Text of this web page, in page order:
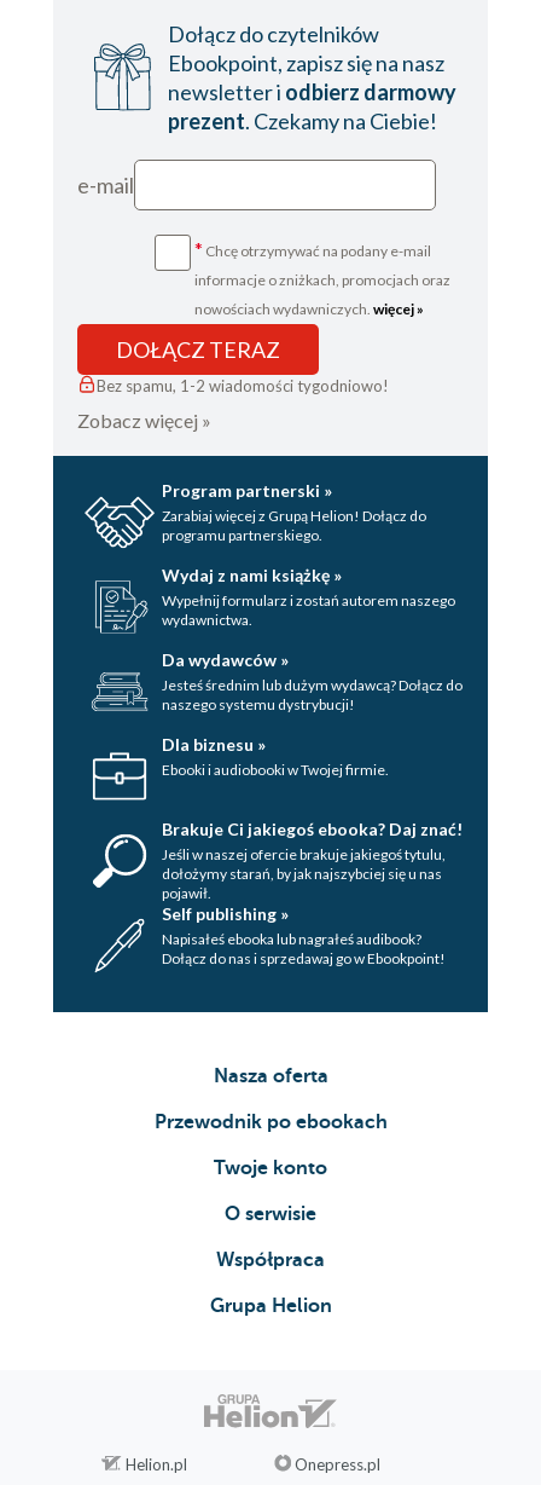
Dołącz do czytelników
Ebookpoint, zapisz się na nasz
newsletter i odbierz darmowy
prezent. Czekamy na Ciebie!
e-mail
* Chcę otrzymywać na podany e-mail
informacje o zniżkach, promocjach oraz
nowościach wydawniczych. więcej »
DOŁĄCZ TERAZ
Bez spamu, 1-2 wiadomości tygodniowo!
Zobacz więcej »
Program partnerski »
Zarabiaj więcej z Grupą Helion! Dołącz do
programu partnerskiego.
Wydaj z nami książkę »
Wypełnij formularz i zostań autorem naszego
wydawnictwa.
Da wydawców »
Jesteś średnim lub dużym wydawcą? Dołącz do
naszego systemu dystrybucji!
Dla biznesu »
Ebooki i audiobooki w Twojej firmie.
Brakuje Ci jakiegoś ebooka? Daj znać!
Jeśli w naszej ofercie brakuje jakiegoś tytulu,
dołożymy starań, by jak najszybciej się u nas
pojawił.
Self publishing »
Napisałeś ebooka lub nagrałeś audibook?
Dołącz do nas i sprzedawaj go w Ebookpoint!
Nasza oferta
Przewodnik po ebookach
Twoje konto
O serwisie
Współpraca
Grupa Helion
Helion.pl Onepress.pl